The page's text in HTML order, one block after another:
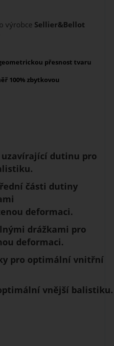
výrobce Sellier&Bellot
přesnost tvaru
100% zbytkovou
uzavírající dutinu pro
části dutiny
deformaci.
drážkami pro
deformaci.
pro optimální vnitřní
vnější balistiku.